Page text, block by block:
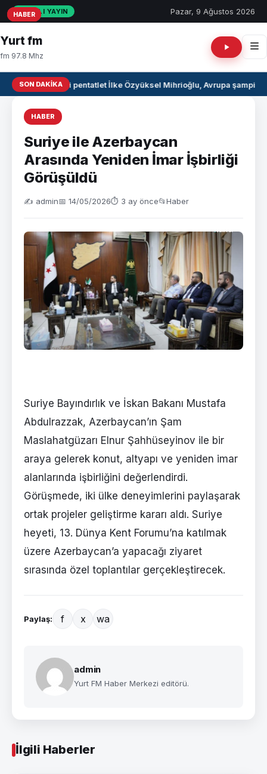
CANLI YAYIN Pazar, 9 Ağustos 2026
Yurt fm
fm 97.8 Mhz
SON DAKIKAMilli pentatlet İlke Özyüksel Mihrioğlu, Avrupa
HABER
Suriye ile Azerbaycan
Arasında Yeniden İmar İşbirliği
Görüşüldü
✍️ admin📅 14/05/2026⏱ 3 ay önce📂Haber
Suriye Bayındırlık ve İskan Bakanı Mustafa
Abdulrazzak, Azerbaycan’ın Şam
Maslahatgüzarı Elnur Şahhüseyinov ile bir
araya gelerek konut, altyapı ve yeniden imar
alanlarında işbirliğini değerlendirdi.
Görüşmede, iki ülke deneyimlerini paylaşarak
ortak projeler geliştirme kararı aldı. Suriye
heyeti, 13. Dünya Kent Forumu’na katılmak
üzere Azerbaycan’a yapacağı ziyaret
sırasında özel toplantılar gerçekleştirecek.
Paylaş: f x wa
admin
Yurt FM Haber Merkezi editörü.
İlgili Haberler
HABER
HABER
HABER